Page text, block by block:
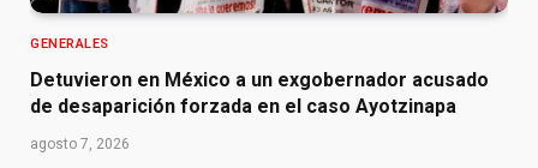
GENERALES
Detuvieron en México a un exgobernador acusado
de desaparición forzada en el caso Ayotzinapa
agosto 7, 2026